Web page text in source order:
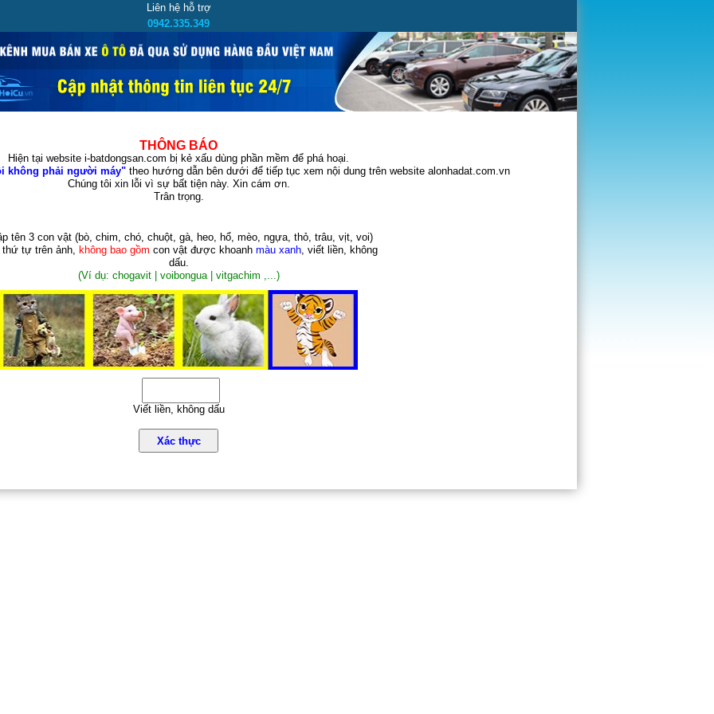
Liên hệ hỗ trợ
0942.335.349
THÔNG BÁO
Hiện tại website i-batdongsan.com bị kẻ xấu dùng phần mềm để phá hoại.
không phải người máy"theo hướng dẫn bên dưới để tiếp tục xem nội dung trên website alonhadat.com.vn
Chúng tôi xin lỗi vì sự bất tiện này. Xin cám ơn.
Trân trọng.
tên 3 con vật (bò, chim, chó, chuột, gà, heo, hổ, mèo, ngựa, thỏ, trâu, vịt, voi)
thứ tự trên ảnh, không bao gồm con vật được khoanh màu xanh, viết liền, không
dấu.
(Ví dụ: chogavit | voibongua | vitgachim ,...)
Viết liền, không dấu
Xác thực